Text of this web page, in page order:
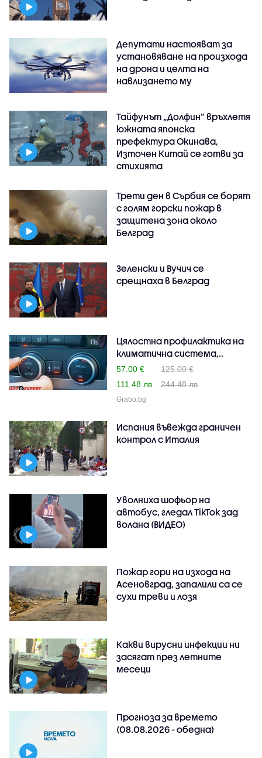
Депутати настояват за
установяване на произхода
на дрона и целта на
навлизането му
Тайфунът „Долфин” връхлетя
южната японска
префектура Окинава,
Източен Китай се готви за
стихията
Трети ден в Сърбия се борят
с голям горски пожар в
защитена зона около
Белград
Зеленски и Вучич се
срещнаха в Белград
Цялостна профилактика на
климатична система,..
57.00 €
125.00 €
111.48 лв
244.48 лв
Grabo.bg
Испания въвежда граничен
контрол с Италия
Уволниха шофьор на
автобус, гледал TikTok зад
волана (ВИДЕО)
Пожар гори на изхода на
Асеновград, запалили са се
сухи треви и лозя
Какви вирусни инфекции ни
засягат през летните
месеци
Прогноза за времето
(08.08.2026 - обедна)